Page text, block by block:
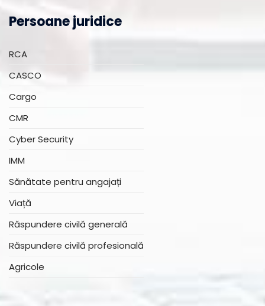
Persoane juridice
RCA
CASCO
Cargo
CMR
Cyber Security
IMM
Sănătate pentru angajați
Viață
Răspundere civilă generală
Răspundere civilă profesională
Agricole